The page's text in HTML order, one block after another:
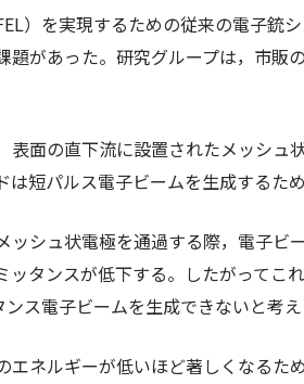
）を実現するための従来の電子銃
題があった。研究グループは，市販
表面の直下流に設置されたメッシュ
短パルス電子ビームを生成するた
ッシュ状電極を通過する際，電子ビ
タンスが低下する。したがってこ
ス電子ビームを生成できないと考え
エネルギーが低いほど著しくなるた